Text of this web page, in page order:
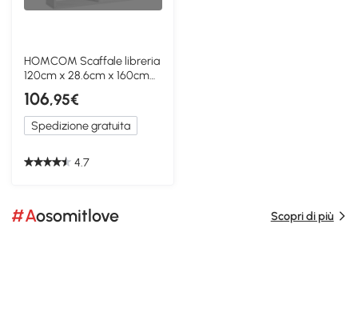
HOMCOM Scaffale libreria
120cm x 28.6cm x 160cm
Bianco
106,95€
Spedizione gratuita
4.7
#Aosomitlove Scopri di più